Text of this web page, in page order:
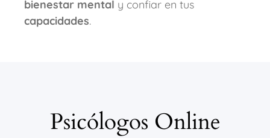
bienestar mental y confiar en tus
capacidades.
Psicólogos Online